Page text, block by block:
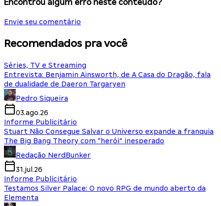
Encontrou algum erro neste conteúdo?
Envie seu comentário
Recomendados pra você
Séries, TV e Streaming
Entrevista: Benjamin Ainsworth, de A Casa do Dragão, fala
de dualidade de Daeron Targaryen
Pedro Siqueira
03.ago.26
Informe Publicitário
Stuart Não Consegue Salvar o Universo expande a franquia
The Big Bang Theory com “herói” inesperado
Redação NerdBunker
31.jul.26
Informe Publicitário
Testamos Silver Palace: O novo RPG de mundo aberto da
Elementa